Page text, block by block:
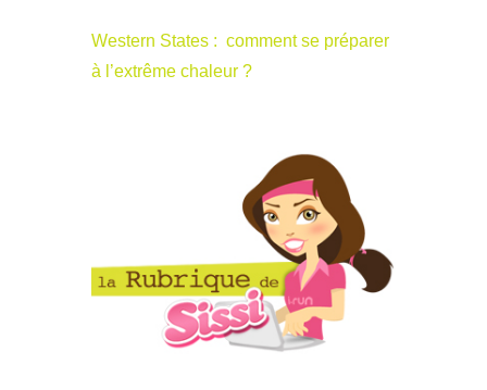
Western States : comment se préparer
à l’extrême chaleur ?